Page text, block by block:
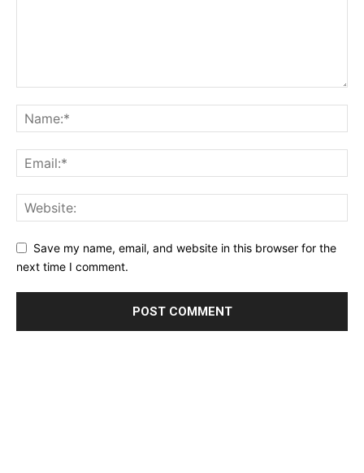
Save my name, email, and website in this browser for the
next time I comment.